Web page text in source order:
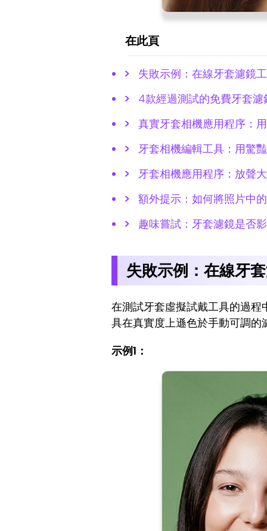
在此頁
失敗示例：在線牙套濾鏡
4款經過測試的免費牙套
真實牙套相機應用程序：
牙套相機編輯工具：用驚
牙套相機應用程序：放聲
額外提示：如何將照片中
趣味嘗試：牙套濾鏡是否
失敗示例：在線牙
在測試牙套虛擬試戴工具的過
具在真實度上遜色於手動可調
示例1：